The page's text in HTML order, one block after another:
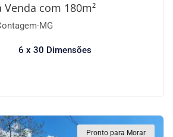
com 180m²
MG
6 x 30 Dimensões
Pronto para Morar